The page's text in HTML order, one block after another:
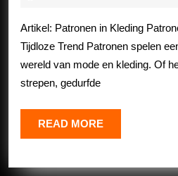
Artikel: Patronen in Kleding
Tijdloze Trend Patronen spelen
wereld van mode en kleding. Of
strepen, gedurfde
READ MOREREAD
MORE